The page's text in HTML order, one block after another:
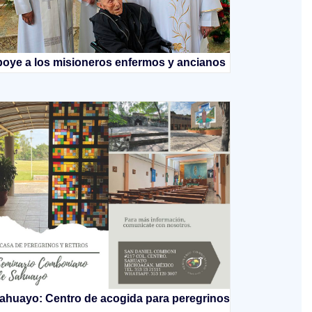
a los misioneros enfermos y ancianos
Centro de acogida para peregrinos